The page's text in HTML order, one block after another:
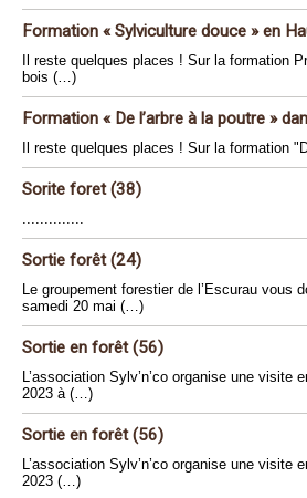
Formation « Sylviculture douce » en
Il reste quelques places ! Sur la formation
bois (…)
Formation « De l’arbre à la poutre »
Il reste quelques places ! Sur la formation
Sorite foret (38)
..............
Sortie forêt (24)
Le groupement forestier de l’Escurau vous
samedi 20 mai (…)
Sortie en forêt (56)
L’association Sylv’n’co organise une visite
2023 à (…)
Sortie en forêt (56)
L’association Sylv’n’co organise une visite
2023 (…)